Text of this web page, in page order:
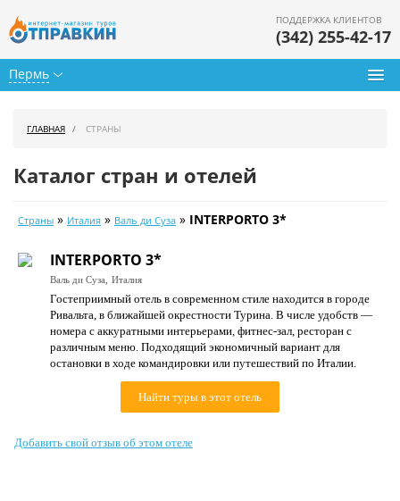
Пермь
ПОДДЕРЖКА КЛИЕНТОВ
(342) 255-42-17
Календарь туров
Цены дня
Страны
Как купить
ГЛАВНАЯ СТРАНЫ
Каталог стран и отелей
Страны » Италия » Валь ди Суза » INTERPORTO 3*
INTERPORTO 3*
Валь ди Суза, Италия
Гостеприимный отель в современном стиле находится в городе
Ривальта, в ближайшей окрестности Турина. В числе удобств —
номера с аккуратными интерьерами, фитнес-зал, ресторан с
различным меню. Подходящий экономичный вариант для
остановки в ходе командировки или путешествий по Италии.
Найти туры в этот отель
Добавить свой отзыв об этом отеле